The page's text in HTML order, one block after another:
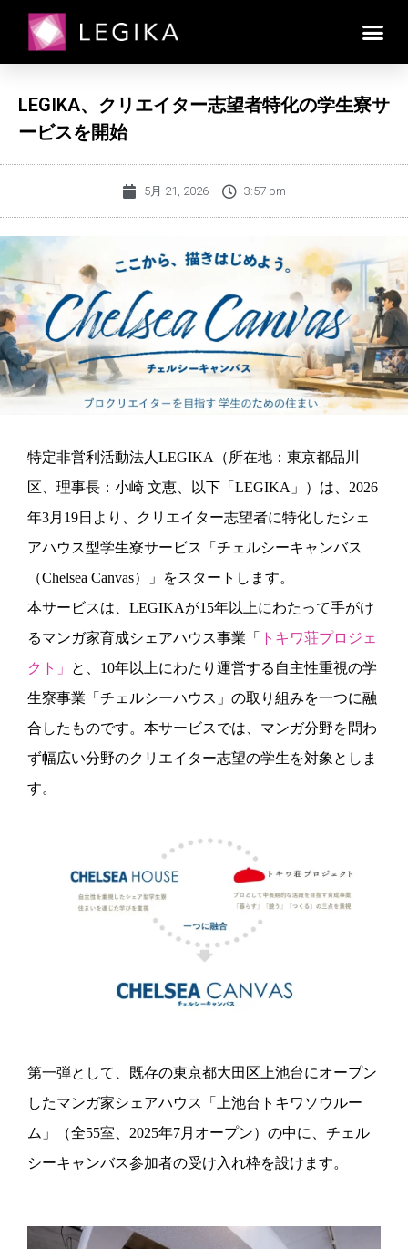
LEGIKA、クリエイター志望者特化の学生寮サ
ービスを開始
5月 21, 2026 3:57 pm
特定非営利活動法人LEGIKA（所在地：東京都品川
区、理事長：小崎 文恵、以下「LEGIKA」）は、2026
年3月19日より、クリエイター志望者に特化したシェ
アハウス型学生寮サービス「チェルシーキャンバス
（Chelsea Canvas）」をスタートします。
本サービスは、LEGIKAが15年以上にわたって手がけ
るマンガ家育成シェアハウス事業「
トキワ荘プロジェ
クト」
と、10年以上にわたり運営する自主性重視の学
生寮事業「チェルシーハウス」の取り組みを一つに融
合したものです。本サービスでは、マンガ分野を問わ
ず幅広い分野のクリエイター志望の学生を対象としま
す。
第一弾として、既存の東京都大田区上池台にオープン
したマンガ家シェアハウス「上池台トキワソウルー
ム」（全55室、2025年7月オープン）の中に、チェル
シーキャンバス参加者の受け入れ枠を設けます。